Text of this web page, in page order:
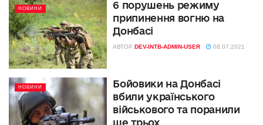
НОВИНИ
6 порушень режиму
припинення вогню на
Донбасі
АВТОР DEV-INTB-ADMIN-USER 08.07.2021
НОВИНИ
Бойовики на Донбасі
вбили українського
військового та поранили
ще трьох